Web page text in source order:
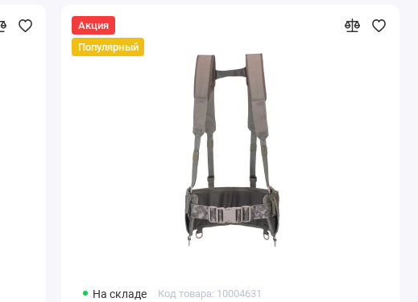
Акция
Популярный
На складе Код товара: 10004631